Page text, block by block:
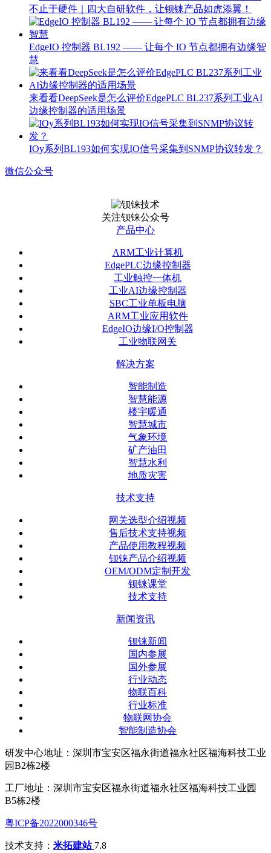
不止于硬件｜四大自研软件，让钡铼产品如虎添翼！
EdgeIO 控制器 BL192 —— 让每个 IO 节点都拥有边缘智
慧
来看看DeepSeek是怎么评价EdgePLC BL237系列工业AI
边缘控制器的适用场景
IOy系列BL193如何实现IO信号采集到SNMP协议转发？
微信公众号
关注钡铼公众号
产品中心
ARM工业计算机
EdgePLC边缘控制器
工业触控一体机
工业AI边缘控制器
SBC工业单板电脑
ARM工业应用软件
EdgeIO边缘I/O控制器
工业物联网关
解决方案
智能制造
智慧能源
楼宇暖通
智慧城市
气象环境
矿产油田
智慧水利
地质灾害
技术支持
网关选型介绍视频
售后技术支持视频
产品使用教程视频
钡铼产品介绍视频
OEM/ODM定制开发
钡铼课堂
技术支持
新闻资讯
钡铼新闻
国内参展
国外参展
行业动态
物联百科
行业标准
物联网协会
智能制造协会
研发中心地址：深圳市宝安区福永街道福永社区福海科技工业
园B2栋2楼
工厂地址：深圳市宝安区福永街道福永社区福海科技工业园
B5栋2楼
粤ICP备2022000346号
技术支持： 米拓建站 7.8